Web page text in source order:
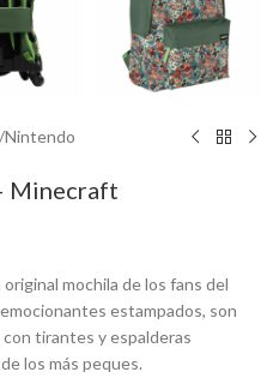
/Nintendo
Minecraft
mochila de los fans del
estampados, son
tirantes y espalderas
los más peques.